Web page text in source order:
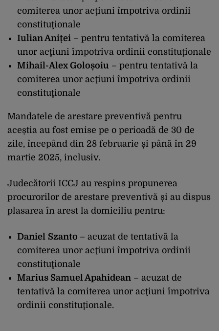
comiterea unor acţiuni împotriva ordinii
constituţionale
Iulian Aniței – pentru tentativă la comiterea
unor acţiuni împotriva ordinii constituţionale
Mihail-Alex Goloșoiu – pentru tentativă la
comiterea unor acţiuni împotriva ordinii
constituţionale
Mandatele de arestare preventivă pentru
aceștia au fost emise pe o perioadă de 30 de
zile, începând din 28 februarie și până în 29
martie 2025, inclusiv.
Judecătorii ICCJ au respins propunerea
procurorilor de arestare preventivă și au dispus
plasarea în arest la domiciliu pentru:
Daniel Szanto – acuzat de tentativă la
comiterea unor acţiuni împotriva ordinii
constituţionale
Marius Samuel Apahidean – acuzat de
tentativă la comiterea unor acţiuni împotriva
ordinii constituţionale.